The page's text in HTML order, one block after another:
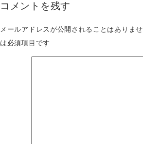
コメントを残す
メールアドレスが公開されることはありませ
は必須項目です